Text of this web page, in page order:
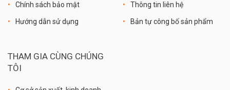
Chính sách bảo mật
Hướng dẫn sử dụng
Thông tin liên hệ
Bản tự công bố sản phẩm
THAM GIA CÙNG CHÚNG
TÔI